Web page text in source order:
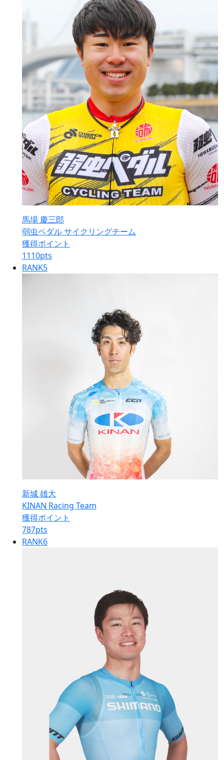
馬場 慶三郎
弱虫ペダル サイクリングチーム
獲得ポイント
1110pts
RANK5
新城 雄大
KINAN Racing Team
獲得ポイント
787pts
RANK6